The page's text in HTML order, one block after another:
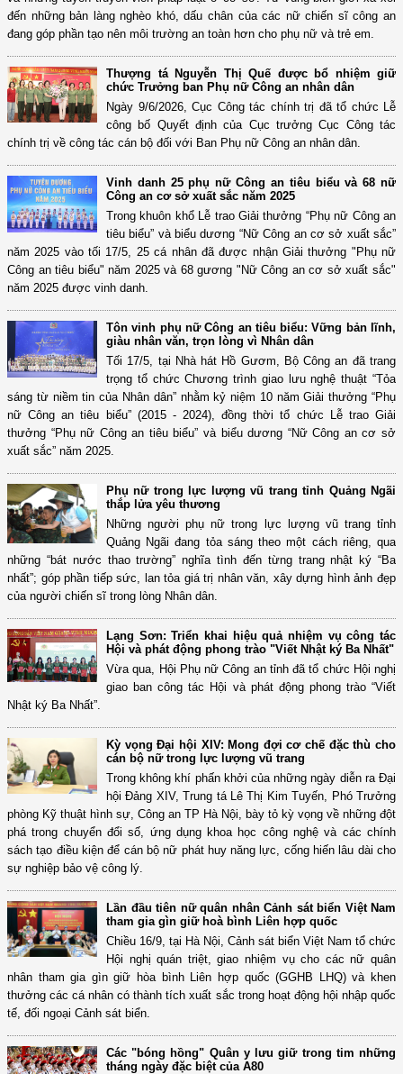
đến những bản làng nghèo khó, dấu chân của các nữ chiến sĩ công an
đang góp phần tạo nên môi trường an toàn hơn cho phụ nữ và trẻ em.
Thượng tá Nguyễn Thị Quế được bổ nhiệm giữ
chức Trưởng ban Phụ nữ Công an nhân dân
Ngày 9/6/2026, Cục Công tác chính trị đã tổ chức Lễ
công bố Quyết định của Cục trưởng Cục Công tác
chính trị về công tác cán bộ đối với Ban Phụ nữ Công an nhân dân.
Vinh danh 25 phụ nữ Công an tiêu biểu và 68 nữ
Công an cơ sở xuất sắc năm 2025
Trong khuôn khổ Lễ trao Giải thưởng “Phụ nữ Công an
tiêu biểu” và biểu dương “Nữ Công an cơ sở xuất sắc”
năm 2025 vào tối 17/5, 25 cá nhân đã được nhận Giải thưởng "Phụ nữ
Công an tiêu biểu" năm 2025 và 68 gương "Nữ Công an cơ sở xuất sắc"
năm 2025 được vinh danh.
Tôn vinh phụ nữ Công an tiêu biểu: Vững bản lĩnh,
giàu nhân văn, trọn lòng vì Nhân dân
Tối 17/5, tại Nhà hát Hồ Gươm, Bộ Công an đã trang
trọng tổ chức Chương trình giao lưu nghệ thuật “Tỏa
sáng từ niềm tin của Nhân dân” nhằm kỷ niệm 10 năm Giải thưởng “Phụ
nữ Công an tiêu biểu” (2015 - 2024), đồng thời tổ chức Lễ trao Giải
thưởng “Phụ nữ Công an tiêu biểu” và biểu dương “Nữ Công an cơ sở
xuất sắc” năm 2025.
Phụ nữ trong lực lượng vũ trang tỉnh Quảng Ngãi
thắp lửa yêu thương
Những người phụ nữ trong lực lượng vũ trang tỉnh
Quảng Ngãi đang tỏa sáng theo một cách riêng, qua
những “bát nước thao trường” nghĩa tình đến từng trang nhật ký “Ba
nhất”; góp phần tiếp sức, lan tỏa giá trị nhân văn, xây dựng hình ảnh đẹp
của người chiến sĩ trong lòng Nhân dân.
​Lạng Sơn: Triển khai hiệu quả nhiệm vụ công tác
Hội và phát động phong trào "Viết Nhật ký Ba Nhất"
Vừa qua, Hội Phụ nữ Công an tỉnh đã tổ chức Hội nghị
giao ban công tác Hội và phát động phong trào “Viết
Nhật ký Ba Nhất”.
Kỳ vọng Đại hội XIV: Mong đợi cơ chế đặc thù cho
cán bộ nữ trong lực lượng vũ trang
Trong không khí phấn khởi của những ngày diễn ra Đại
hội Đảng XIV, Trung tá Lê Thị Kim Tuyến, Phó Trưởng
phòng Kỹ thuật hình sự, Công an TP Hà Nội, bày tỏ kỳ vọng về những đột
phá trong chuyển đổi số, ứng dụng khoa học công nghệ và các chính
sách tạo điều kiện để cán bộ nữ phát huy năng lực, cống hiến lâu dài cho
sự nghiệp bảo vệ công lý.
Lần đầu tiên nữ quân nhân Cảnh sát biển Việt Nam
tham gia gìn giữ hoà bình Liên hợp quốc
Chiều 16/9, tại Hà Nội, Cảnh sát biển Việt Nam tổ chức
Hội nghị quán triệt, giao nhiệm vụ cho các nữ quân
nhân tham gia gìn giữ hòa bình Liên hợp quốc (GGHB LHQ) và khen
thưởng các cá nhân có thành tích xuất sắc trong hoạt động hội nhập quốc
tế, đối ngoại Cảnh sát biển.
Các "bóng hồng" Quân y lưu giữ trong tim những
tháng ngày đặc biệt của A80